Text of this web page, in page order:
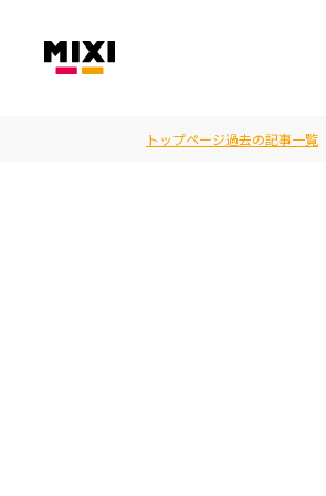
トップページ過去の記事一覧